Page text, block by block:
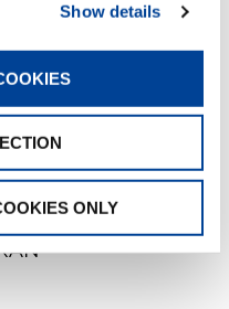
Show details
ONLY
Unterflasche 110 – 3